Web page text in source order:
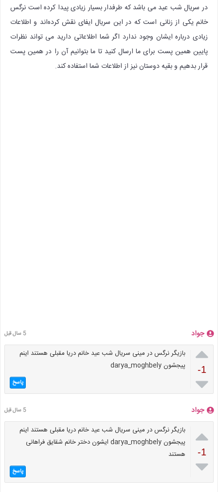
در سریال شب عید می باشد که طرفدار بسیار زیادی پیدا کرده است نرگس
خانم یکی از زنانی است که در این سریال ایفای نقش کرده‌اند و اطلاعات
زیادی درباره ایشان وجود ندارد اگر شما اطلاعاتی دارید می تواند نظرات
پایین همین پست برای ما ارسال کنید تا ما بتوانیم آن را در همین پست
قرار بدهیم و بقیه دوستان نیز از اطلاعات شما استفاده کند.
جواد 5 سال قبل

-1

بازیگر نرگس در مینی سریال شب عید خانم دریا مقبلی هستند اینم
پیجشون darya_moghbely
پاسخ
جواد 5 سال قبل

-1

بازیگر نرگس در مینی سریال شب عید خانم دریا مقبلی هستند اینم
پیجشون darya_moghbely ایشون دختر خانم شقایق فراهانی
هستند
پاسخ